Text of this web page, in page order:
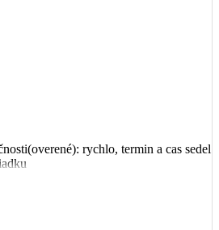
rychlo, termin a cas sedel